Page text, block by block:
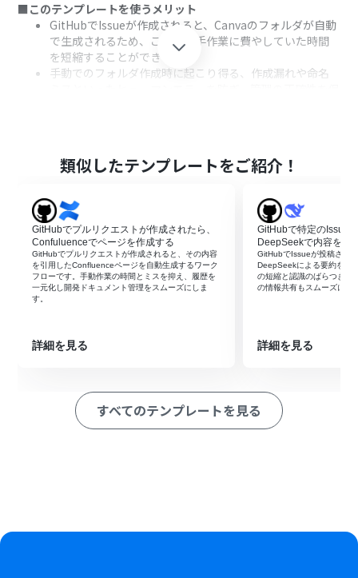
■このテンプレートを使うメリット
GitHubでIssueが作成されると、Canvaのフォルダが自動
で生成されるため、これまで手作業に費やしていた時間
を短縮することができます。
手動でのフォルダ作成時に起こり得る、作成漏れや命名
次に、トリガーでGitHubを選択し、「Issueが新しく作成
されたら」というアクションを設定します。
Issueの情報をもとに、後続の処理を続けるかどうかの条
件を指定します。
最後に、オペレーションでCanvaの「フォルダの作成」ア
クションを設定し、任意の名前をつけたフォルダを自動
で作成します。
※「トリガー」：フロー起動のきっかけとなるアクション、「オ
■このワークフローのカスタムポイント
分岐機能では、GitHubから取得したIssueのラベルやタイ
トルなどの情報をもとに、「特定のラベルが含まれてい
る場合のみ実行する」といった条件を自由に設定できま
■注意事項
類似したテンプレートをご紹介！
GitHubでプルリクエストが作成されたら、
Confuluenceでページを作成する
GitHubでプルリクエストが作成されると、その内容
を引用したConfluenceページを自動生成するワーク
フローです。手動作業の時間とミスを抑え、履歴を
一元化し開発ドキュメント管理をスムーズにしま
す。
詳細を見る
GitHubで特定のIssue
DeepSeekで内容を要
GitHubでIssueが投稿され
DeepSeekによる要約をす
の短縮と認識のばらつき防
の情報共有もスムーズにな
詳細を見る
すべてのテンプレートを見る